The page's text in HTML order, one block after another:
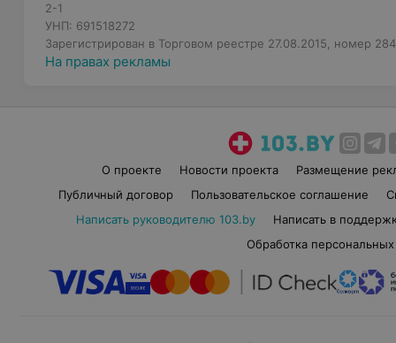
2-1
УНП: 691518272
Зарегистрирован в Торговом реестре 27.08.2015, номер
На правах рекламы
О проекте Новости проекта Размещение
Публичный договор
Пользовательское соглашение
Написать руководителю 103.by
Написать в
Обработка